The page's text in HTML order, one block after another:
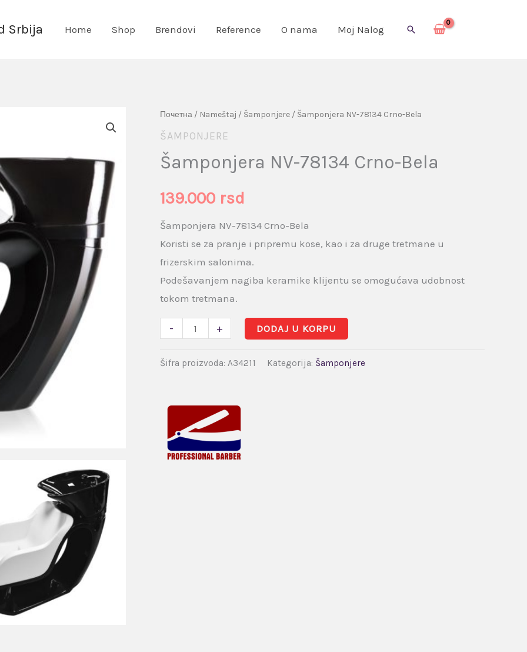
Srbija Home Shop Brendovi Reference O nama Moj Nalog Pretraga
Почетна / Nameštaj / Šamponjere / Šamponjera NV-78134 Crno-Bela
ŠAMPONJERE
Šamponjera NV-78134 Crno-Bela
139.000 rsd
Šamponjera NV-78134 Crno-Bela
Koristi se za pranje i pripremu kose, kao i za druge tretmane u
frizerskim salonima.
Podešavanjem nagiba keramike klijentu se omogućava udobnost
tokom tretmana.
-
Šamponjera
NV-
78134
Crno-
količina
+ DODAJ U KORPU
Šifra proizvoda: A34211 Kategorija: Šamponjere